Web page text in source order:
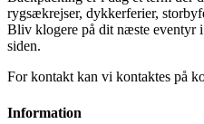
rygsækrejser, dykkerferier,
Bliv klogere på dit næste eventyr
siden.
For kontakt kan vi kontaktes på
Information